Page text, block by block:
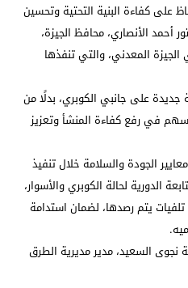
على كفاءة البنية التحتية وتحسين
أحمد الأنصاري، محافظ الجيزة،
الجيزة المعدني، والتي تنفذها
على جانبي الكوبري، بدلًا من
في رفع كفاءة المنشأ وتعزيز
الجودة والسلامة خلال تنفيذ
الدورية لحالة الكوبري والأسوار،
يتم رصدها، لضمان استدامة
السعيد، مدير مديرية الطرق